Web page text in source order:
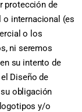
protección de
o internacional (es
o los
ni seremos
su intento de
Diseño de
obligación
y/o